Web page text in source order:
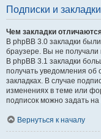
Подписки и закладки
Чем закладки
В phpBB 3.0 закладки
браузере. Вы не
В phpBB 3.1 закладки
получать уведомления об
закладках. В случае
изменениях в теме или
подписок можно задать
Вернуться к началу